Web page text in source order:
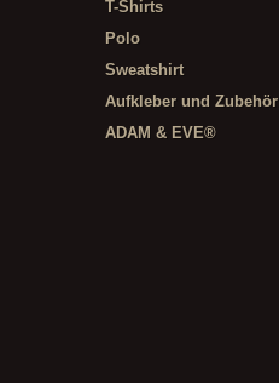
T-Shirts
Polo
Sweatshirt
Aufkleber und Zubehör
ADAM & EVE®